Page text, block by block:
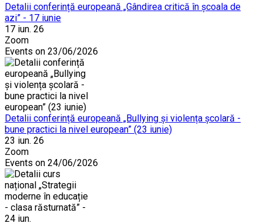
Detalii conferință europeană „Gândirea critică în școala de
azi” - 17 iunie
17 iun. 26
Zoom
Events on 23/06/2026
Detalii conferință europeană „Bullying și violența școlară -
bune practici la nivel european” (23 iunie)
23 iun. 26
Zoom
Events on 24/06/2026